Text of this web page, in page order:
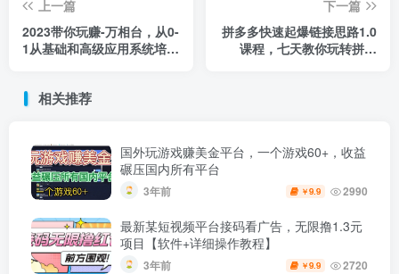
上一篇
2023带你玩赚-万相台，从0-
1从基础和高级应用系统培训
下一篇
拼多多快速起爆链接思路1.0
课程，七天教你玩转拼夕
相关推荐
国外玩游戏赚美金平台，一个游戏60+，收益
碾压国内所有平台
3年前 ￥9.9 2990
最新某短视频平台接码看广告，无限撸1.3元
项目【软件+详细操作教程】
3年前 ￥9.9 2720